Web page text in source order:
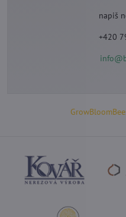
napiš
+420